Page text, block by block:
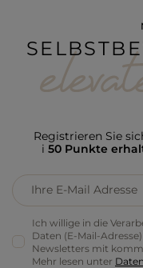
Registrieren Sie
i 50 Punkte
Ihre E-Mail Adresse
Ich willige in die
Daten (E-Mail-
Newsletters mit
Mehr lesen unter